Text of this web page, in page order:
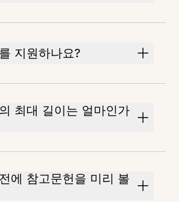
지원하나요?
최대 길이는 얼마인가
에 참고문헌을 미리 볼